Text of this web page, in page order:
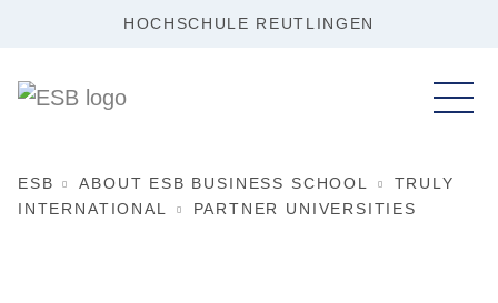
HOCHSCHULE REUTLINGEN
ESB ABOUT ESB BUSINESS SCHOOL
TRULY
INTERNATIONAL
PARTNER UNIVERSITIES